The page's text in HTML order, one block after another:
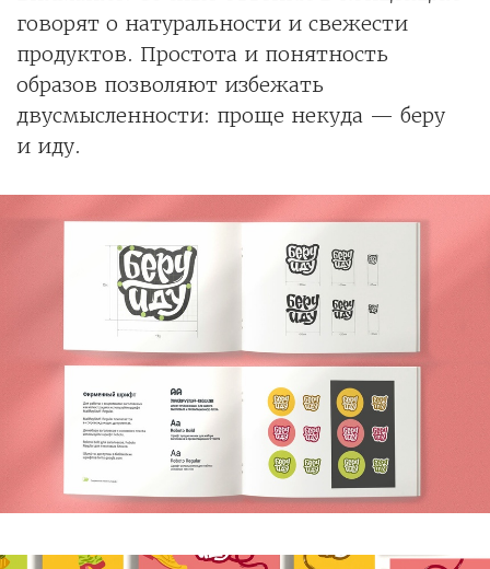
говорят о натуральности и свежести
продуктов. Простота и понятность
образов позволяют избежать
двусмысленности: проще некуда — беру
и иду.